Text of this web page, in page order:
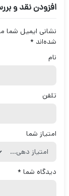
افزودن نقد و
نشانی ایمیل شما
شده‌اند *
نام
تلفن
امتیاز شما
دیدگاه شما *